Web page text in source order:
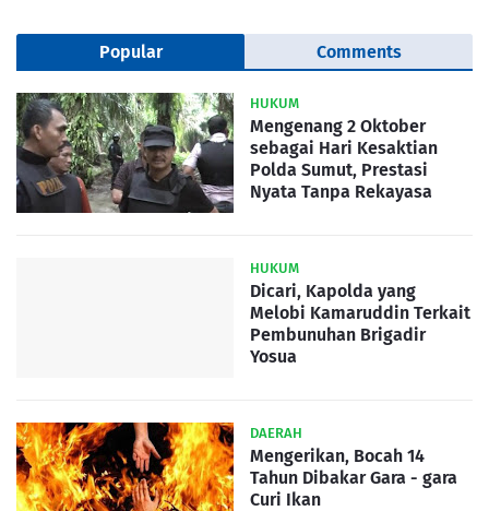
Popular Comments
HUKUM
Mengenang 2 Oktober
sebagai Hari Kesaktian
Polda Sumut, Prestasi
Nyata Tanpa Rekayasa
HUKUM
Dicari, Kapolda yang
Melobi Kamaruddin Terkait
Pembunuhan Brigadir
Yosua
DAERAH
Mengerikan, Bocah 14
Tahun Dibakar Gara - gara
Curi Ikan